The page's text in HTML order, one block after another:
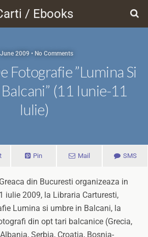
/ Ebooks
2009 • No Comments
Fotografie ”Lumina Si
(11 Iunie-11
Iulie)
Pin Mail SMS
din Bucuresti organizeaza in
iulie 2009, la Libraria Carturesti,
Lumina si umbre in Balcani, la
din opt tari balcanice (Grecia,
Serbia, Croatia, Bosnia-